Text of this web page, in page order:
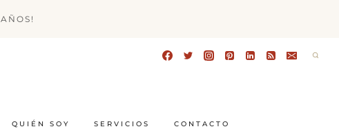
AÑOS!
QUIÉN SOY SERVICIOS CONTACTO